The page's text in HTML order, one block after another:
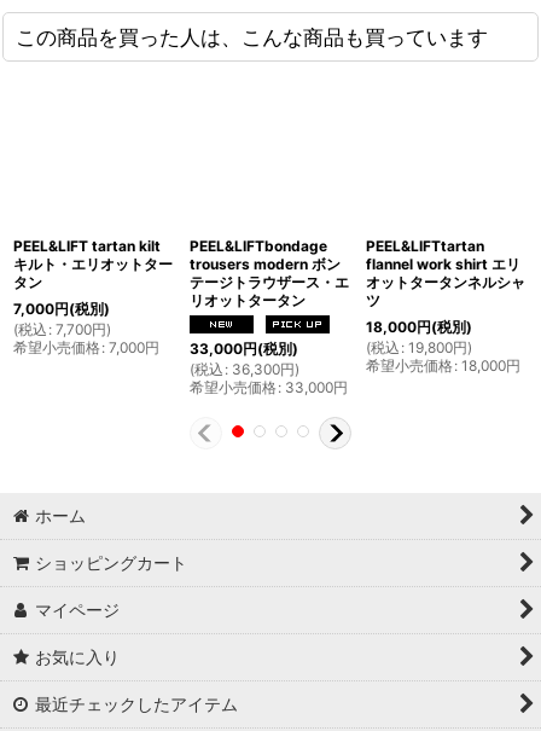
この商品を買った人は、こんな商品も買っています
PEEL&LIFT tartan kilt
キルト・エリオットター
タン
7,000円(税別)
(税込 : 7,700円)
希望小売価格: 7,000円
PEEL&LIFTbondage
trousers modern ボン
テージトラウザース・エ
リオットタータン
33,000円(税別)
(税込 : 36,300円)
希望小売価格: 33,000円
PEEL&LIFTtartan
flannel work shirt エリ
オットタータンネルシャ
ツ
18,000円(税別)
(税込 : 19,800円)
希望小売価格: 18,000円
ホーム
ショッピングカート
マイページ
お気に入り
最近チェックしたアイテム